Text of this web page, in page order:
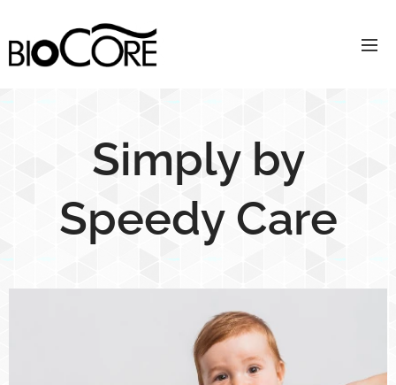
Simply by
Speedy Care